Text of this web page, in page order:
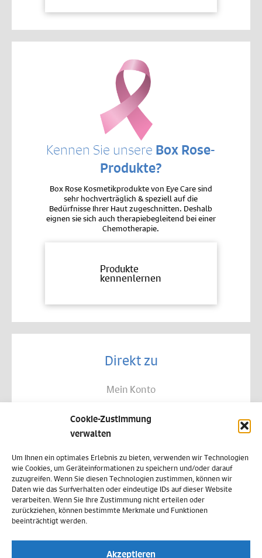
Cookie-Zustimmung
verwalten
Um Ihnen ein optimales Erlebnis zu bieten, verwenden wir Technologien
wie Cookies, um Geräteinformationen zu speichern und/oder darauf
zuzugreifen. Wenn Sie diesen Technologien zustimmen, können wir
Daten wie das Surfverhalten oder eindeutige IDs auf dieser Website
verarbeiten. Wenn Sie Ihre Zustimmung nicht erteilen oder
zurückziehen, können bestimmte Merkmale und Funktionen
beeinträchtigt werden.
Akzeptieren
Kennen Sie unsere Box Rose-
Produkte?
Box Rose Kosmetikprodukte von Eye Care sind
sehr hochverträglich & speziell auf die
Bedürfnisse Ihrer Haut zugeschnitten. Deshalb
eignen sie sich auch therapiebegleitend bei einer
Chemotherapie.
Produkte
kennenlernen
Direkt zu
Mein Konto
Allgemeine Geschäftsbedingungen
Datenschutz
Widerruf
Zahlungsweisen
Versand & Lieferung